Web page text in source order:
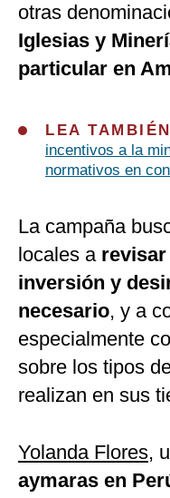
otras
Iglesias y
particular en
LEA
incentivos a la
normativos en
La campaña
locales a
inversión y
necesario, y a
especialmente
sobre los tipos
realizan en sus
Yolanda Flores,
aymaras en